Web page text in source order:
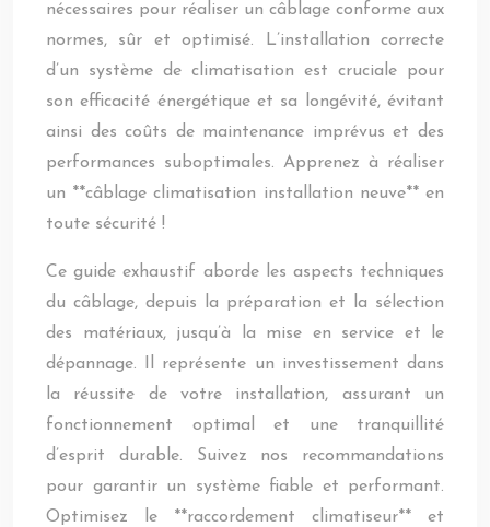
nécessaires pour réaliser un câblage conforme aux
normes, sûr et optimisé. L’installation correcte
d’un système de climatisation est cruciale pour
son efficacité énergétique et sa longévité, évitant
ainsi des coûts de maintenance imprévus et des
performances suboptimales. Apprenez à réaliser
un **câblage climatisation installation neuve** en
toute sécurité !
Ce guide exhaustif aborde les aspects techniques
du câblage, depuis la préparation et la sélection
des matériaux, jusqu’à la mise en service et le
dépannage. Il représente un investissement dans
la réussite de votre installation, assurant un
fonctionnement optimal et une tranquillité
d’esprit durable. Suivez nos recommandations
pour garantir un système fiable et performant.
Optimisez le **raccordement climatiseur** et